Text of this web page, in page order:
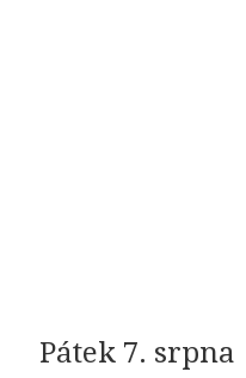
Pátek 7. srpna